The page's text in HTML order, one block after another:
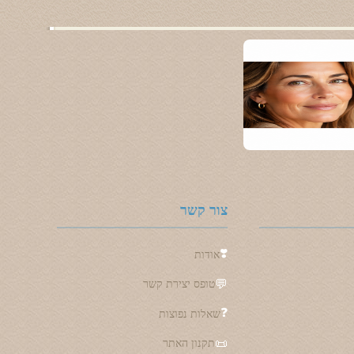
צור קשר
❣️אודות
💬טופס יצירת קשר
❓שאלות נפוצות
📜תקנון האתר